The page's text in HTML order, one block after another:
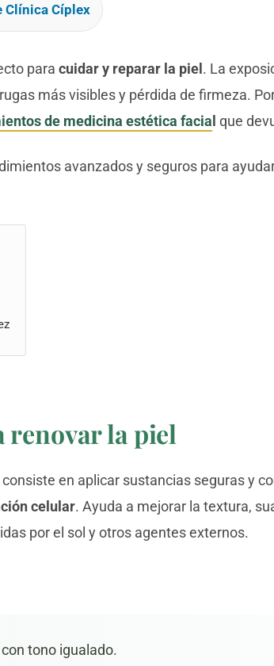
Clínica Cíplex
para cuidar y reparar la piel . La
más visibles y pérdida de firmeza.
de medicina estética facia que
avanzados y seguros para
renovar la piel
en aplicar sustancias seguras y
celular. Ayuda a mejorar la textura,
por el sol y otros agentes externos.
con tono igualado.